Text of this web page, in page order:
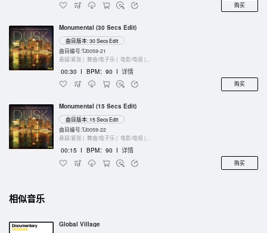
购买
Monumental (30 Secs Edit)
曲目版本: 30 Secs Edit
曲目编号:TJ0059-21
悬疑/紧张 | 舞曲/电子乐 | 电影/电视 |
00:30 I BPM：90 I 详情
购买
Monumental (15 Secs Edit)
曲目版本: 15 Secs Edit
曲目编号:TJ0059-22
悬疑/紧张 | 舞曲/电子乐 | 电影/电视 |
00:15 I BPM：90 I 详情
购买
相似音乐
Global Village